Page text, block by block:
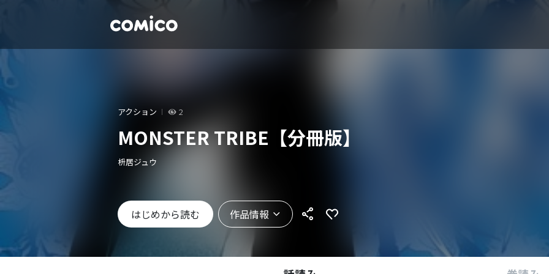
アクション 2
MONSTER TRIBE【分冊版】
枡居ジュウ
はじめから読む 作品情報